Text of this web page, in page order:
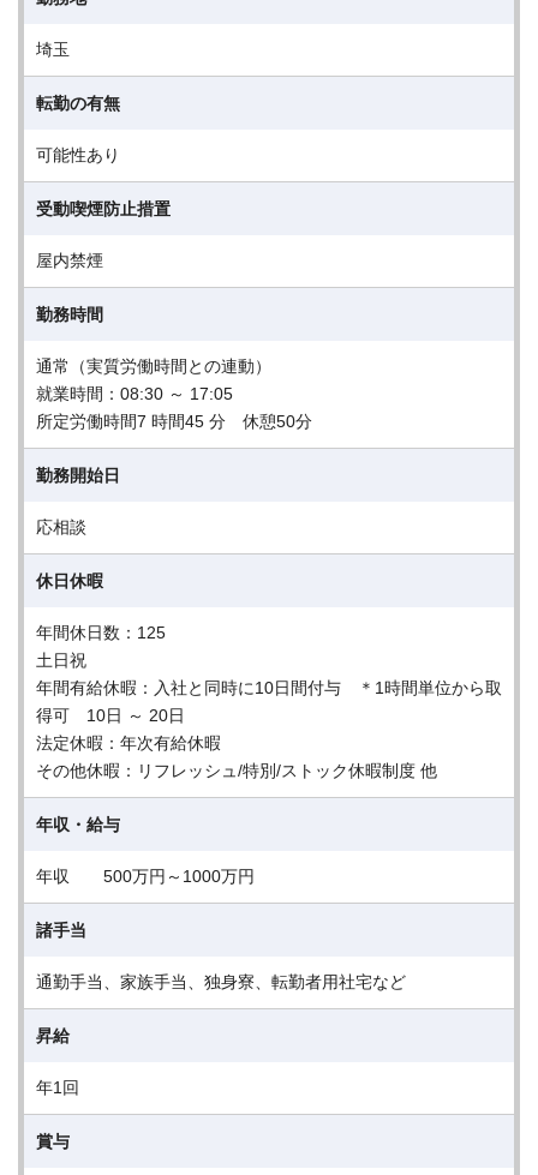
埼玉
転勤の有無
可能性あり
受動喫煙防止措置
屋内禁煙
勤務時間
通常（実質労働時間との連動）
就業時間：08:30 ～ 17:05
所定労働時間7 時間45 分 休憩50分
勤務開始日
応相談
休日休暇
年間休日数：125
土日祝
年間有給休暇：入社と同時に10日間付与 ＊1時間単位から取
得可 10日 ～ 20日
法定休暇：年次有給休暇
その他休暇：リフレッシュ/特別/ストック休暇制度 他
年収・給与
年収 500万円～1000万円
諸手当
通勤手当、家族手当、独身寮、転勤者用社宅など
昇給
年1回
賞与